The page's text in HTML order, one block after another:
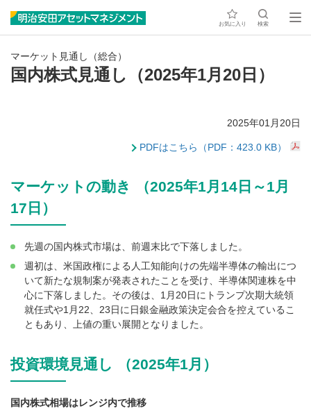
お気に入り 検索
マーケット見通し（総合）
国内株式見通し（2025年1月20日）
2025年01月20日
PDFはこちら（PDF：423.0 KB）
マーケットの動き （2025年1月14日～1月
17日）
先週の国内株式市場は、前週末比で下落しました。
週初は、米国政権による人工知能向けの先端半導体の輸出につ
いて新たな規制案が発表されたことを受け、半導体関連株を中
心に下落しました。その後は、1月20日にトランプ次期大統領
就任式や1月22、23日に日銀金融政策決定会合を控えているこ
ともあり、上値の重い展開となりました。
投資環境見通し （2025年1月）
国内株式相場はレンジ内で推移